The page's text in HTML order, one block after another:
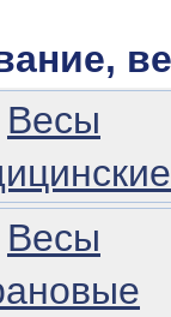
Весы
Весы